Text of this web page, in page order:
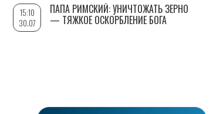
15:10
30.07
ПАПА РИМСКИЙ: УНИЧТОЖАТЬ ЗЕРНО
— ТЯЖКОЕ ОСКОРБЛЕНИЕ БОГА